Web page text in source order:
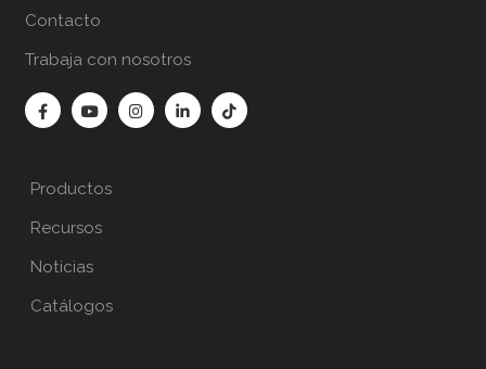
Contacto
Trabaja con nosotros
Productos
Recursos
Noticias
Catálogos